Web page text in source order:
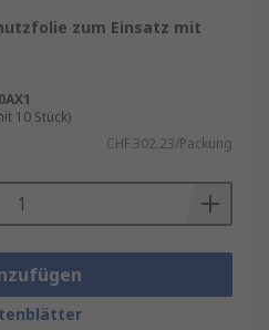
zum Einsatz mit
10 Stück)
CHF.302.23/Packung